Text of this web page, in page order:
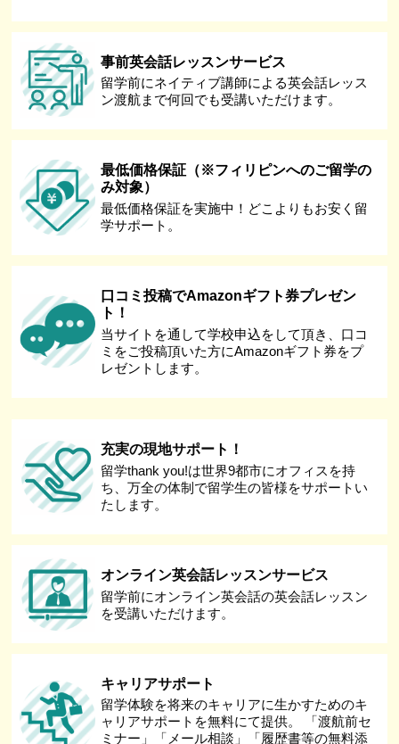
事前英会話レッスンサービス
留学前にネイティブ講師による英会話レッス
ン渡航まで何回でも受講いただけます。
最低価格保証（※フィリピンへのご留学の
み対象）
最低価格保証を実施中！どこよりもお安く留
学サポート。
口コミ投稿でAmazonギフト券プレゼン
ト！
当サイトを通して学校申込をして頂き、口コ
ミをご投稿頂いた方にAmazonギフト券をプ
レゼントします。
充実の現地サポート！
留学thank you!は世界9都市にオフィスを持
ち、万全の体制で留学生の皆様をサポートい
たします。
オンライン英会話レッスンサービス
留学前にオンライン英会話の英会話レッスン
を受講いただけます。
キャリアサポート
留学体験を将来のキャリアに生かすためのキ
ャリアサポートを無料にて提供。 「渡航前セ
ミナー」「メール相談」「履歴書等の無料添